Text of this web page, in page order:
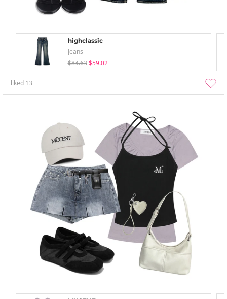
highclassic
Jeans
$84.63 $59.02
liked 13